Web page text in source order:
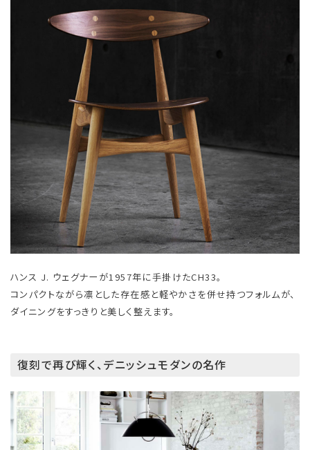
ハンス J. ウェグナーが1957年に手掛けたCH33。
コンパクトながら凛とした存在感と軽やかさを併せ持つフォルムが、
ダイニングをすっきりと美しく整えます。
復刻で再び輝く、デニッシュモダンの名作